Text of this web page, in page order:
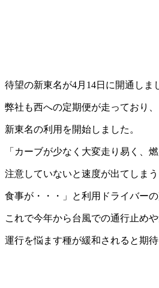
待望の新東名が4月14日に開通しま
弊社も西への定期便が走っており
新東名の利用を開始しました。
「カーブが少なく大変走り易く、
注意していないと速度が出てしま
食事が・・・」と利用ドライバー
これで今年から台風での通行止め
運行を悩ます種が緩和されると